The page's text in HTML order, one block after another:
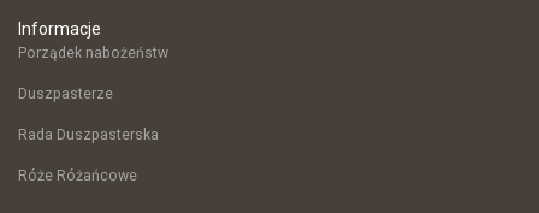
Informacje
Porządek nabożeństw
Duszpasterze
Rada Duszpasterska
Róże Różańcowe